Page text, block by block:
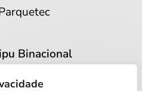
Binacional